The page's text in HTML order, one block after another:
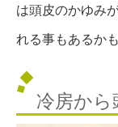
は頭皮のかゆみ
れる事もあるか
冷房から